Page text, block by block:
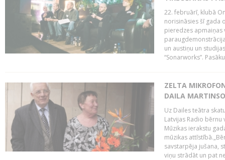
22. februārī, klubā
norisināsies šī gada
pieredzes apmaiņas
un austiņu un
“Sonarworks”.
ZELTA
DAILA
Uz Dailes teātra
Latvijas Radio
Mūzikas ierakstu
mūzikas
savstarpēja jušana,
viņu strādāt un pat